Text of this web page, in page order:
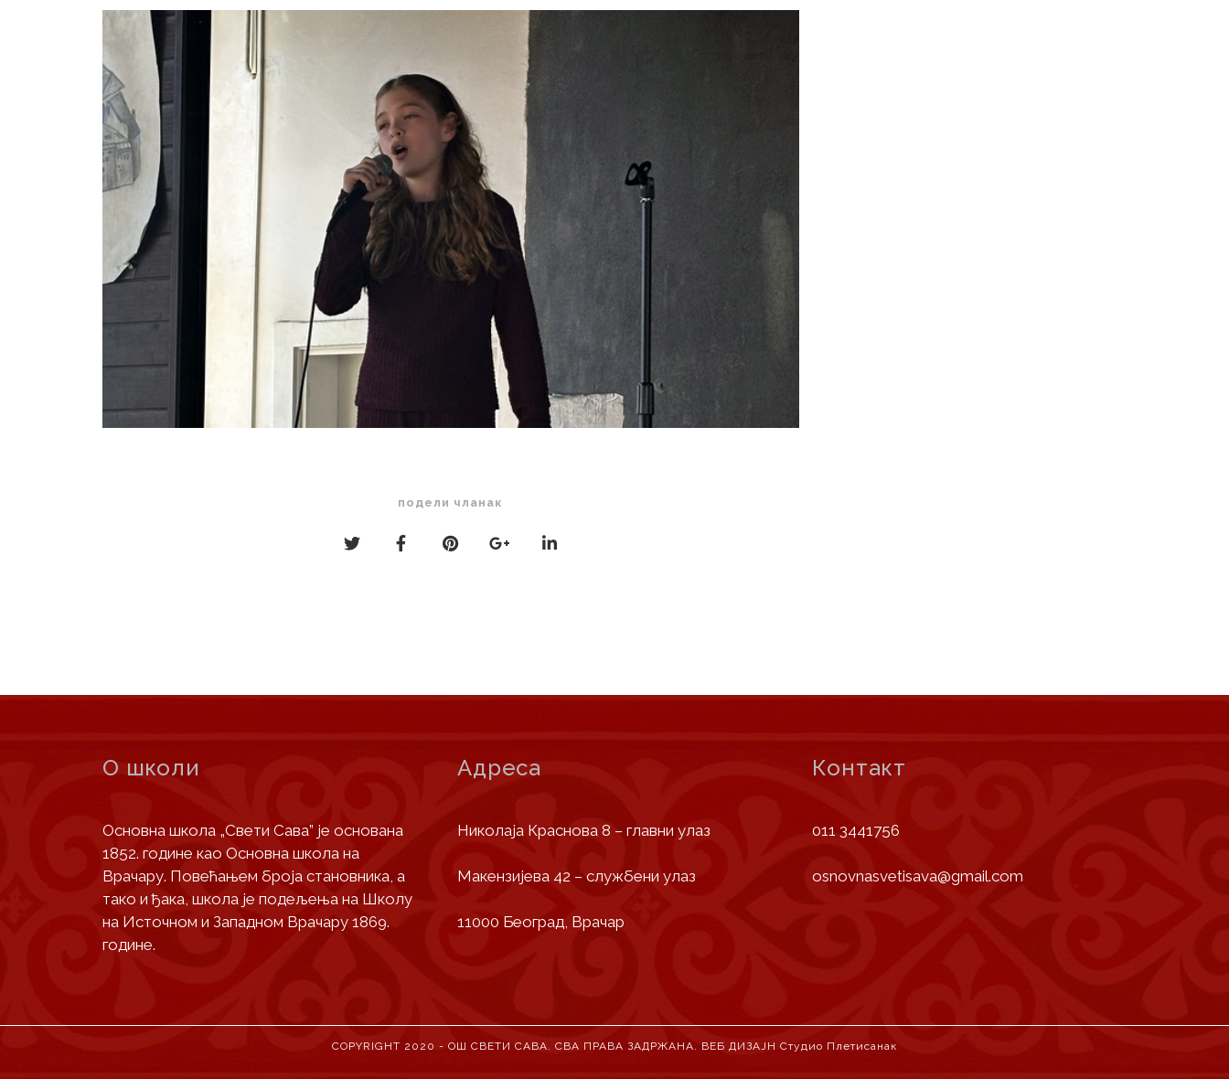
подели чланак
О школи
Основна школа „Свети Сава” је основана
1852. године као Основна школа на
Врачару. Повећањем броја становника, а
тако и ђака, школа је подељења на Школу
на Источном и Западном Врачару 1869.
године.
Адреса
Николаја Краснова 8 – главни улаз
Макензијева 42 – службени улаз
11000 Београд, Врачар
Контакт
011 3441756
osnovnasvetisava@gmail.com
COPYRIGHT 2020 - ОШ СВЕТИ САВА. СВА ПРАВА ЗАДРЖАНА. ВЕБ ДИЗАЈН Студио Плетисанак